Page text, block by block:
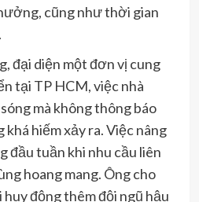
cũng như thời gian
đại diện một đơn vị cung
tại TP HCM, việc nhà
mà không thông báo
hiếm xảy ra. Việc nâng
đầu tuần khi nhu cầu liên
hoang mang. Ông cho
động thêm đội ngũ hậu